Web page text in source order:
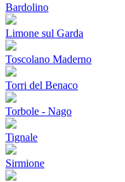
Bardolino
Limone sul Garda
Toscolano Maderno
Torri del Benaco
Torbole - Nago
Tignale
Sirmione